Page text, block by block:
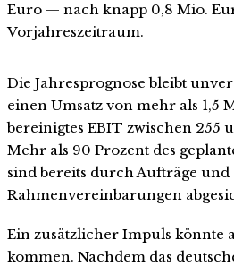
Euro — nach knapp 0,8 Mio.
Vorjahreszeitraum.
Die Jahresprognose bleibt
einen Umsatz von mehr als 1,5
bereinigtes EBIT zwischen 255
Mehr als 90 Prozent des
sind bereits durch Aufträge und
Rahmenvereinbarungen
Ein zusätzlicher Impuls könnte
kommen. Nachdem das